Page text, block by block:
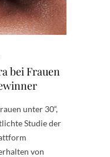
bei Frauen
unter 30“,
Studie der
von